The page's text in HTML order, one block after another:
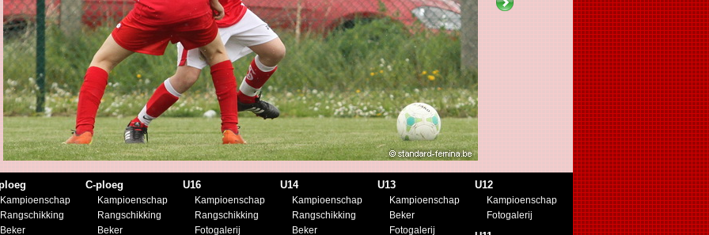
Kampioenschap
Rangschikking
Beker
C-ploeg
Kampioenschap
Rangschikking
Beker
U16
Kampioenschap
Rangschikking
Fotogalerij
U14
Kampioenschap
Rangschikking
Beker
U13
Kampioenschap
Beker
Fotogalerij
U12
Kampioenschap
Fotogalerij